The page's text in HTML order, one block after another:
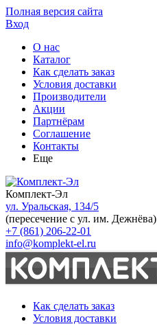
Полная версия сайта
Вход
О нас
Каталог
Как сделать заказ
Условия доставки
Производители
Акции
Партнёрам
Соглашение
Контакты
Еще
Комплект-Эл
ул. Уральская, 134/5
(пересечение с ул. им. Дежнёва)
+7 (861) 206-22-01
info@komplekt-el.ru
Как сделать заказ
Условия доставки